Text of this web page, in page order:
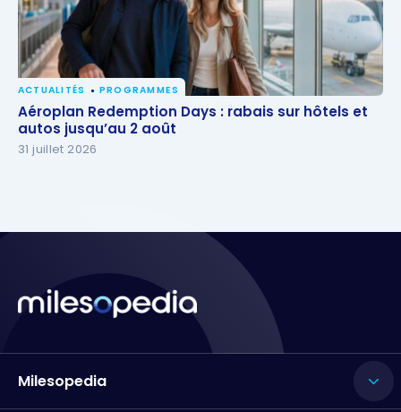
Aéroplan Redemption Days : rabais sur hôtels et
autos jusqu’au 2 août
ACTUALITÉS PROGRAMMES
Aéroplan Redemption Days : rabais sur hôtels et
autos jusqu’au 2 août
31 juillet 2026
Milesopedia